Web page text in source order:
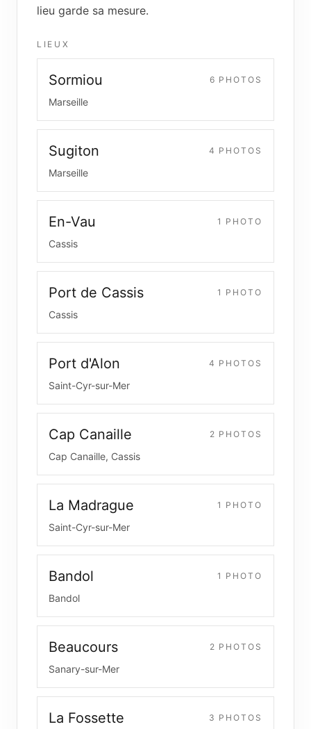
lieu garde sa mesure.
LIEUX
Sormiou 6 PHOTO S
Marseille
Sugiton 4 PHOTO S
Marseille
En-Vau 1 PHOTO
Cassis
Port de Cassis 1 PHOTO
Cassis
Port d'Alon 4 PHOTO S
Saint-Cyr-sur-Mer
Cap Canaille 2 PHOTO S
Cap Canaille, Cassis
La Madrague 1 PHOTO
Saint-Cyr-sur-Mer
Bandol 1 PHOTO
Bandol
Beaucours 2 PHOTO S
Sanary-sur-Mer
La Fossette 3 PHOTO S